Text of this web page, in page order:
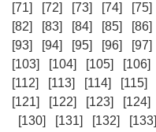
[71]
[72] [73] [74] [75]
[82]
[83] [84] [85] [86]
[93]
[94] [95] [96] [97]
[103]
[104] [105] [106]
[112]
[113] [114] [115]
[121]
[122] [123] [124]
[130]
[131] [132] [133]